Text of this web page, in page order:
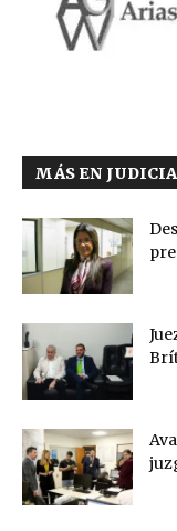
MÁS EN